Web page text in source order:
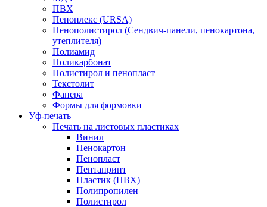
ПВХ
Пеноплекс (URSA)
Пенополистирол (Сендвич-панели, пенокартона,
утеплителя)
Полиамид
Поликарбонат
Полистирол и пенопласт
Текстолит
Фанера
Формы для формовки
Уф-печать
Печать на листовых пластиках
Винил
Пенокартон
Пенопласт
Пентапринт
Пластик (ПВХ)
Полипропилен
Полистирол